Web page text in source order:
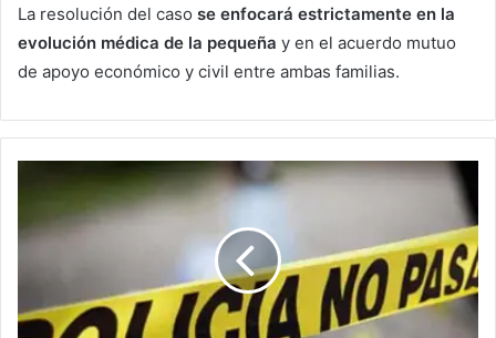
La resolución del caso se enfocará estrictamente en la
evolución médica de la pequeña y en el acuerdo mutuo
de apoyo económico y civil entre ambas familias.